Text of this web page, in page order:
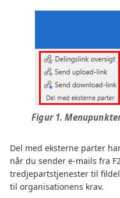
Figur 1.
Del med eksterne parter
når du sender e-mails fra
tredjepartstjenester til
til organisationens krav.